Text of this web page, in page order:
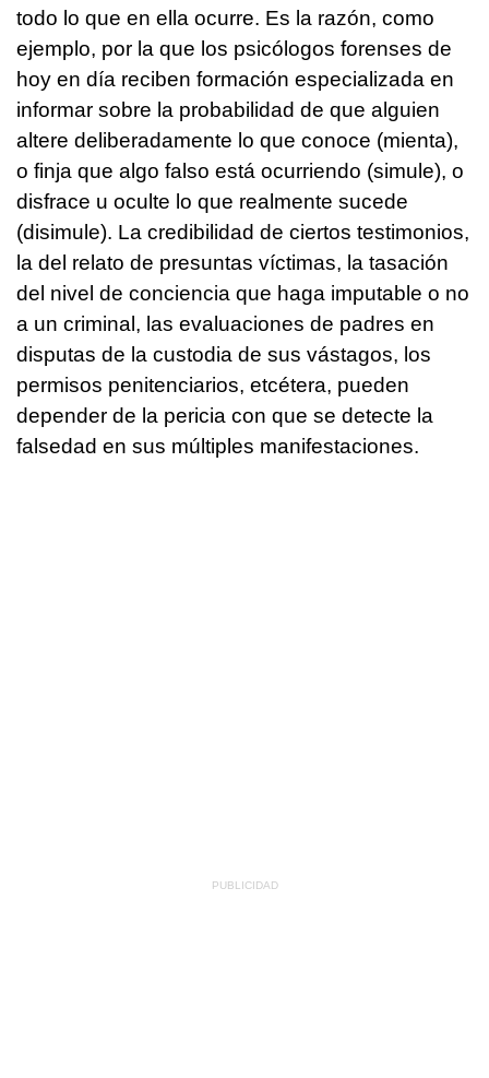
todo lo que en ella ocurre. Es la razón, como
ejemplo, por la que los psicólogos forenses de
hoy en día reciben formación especializada en
informar sobre la probabilidad de que alguien
altere deliberadamente lo que conoce (mienta),
o finja que algo falso está ocurriendo (simule), o
disfrace u oculte lo que realmente sucede
(disimule). La credibilidad de ciertos testimonios,
la del relato de presuntas víctimas, la tasación
del nivel de conciencia que haga imputable o no
a un criminal, las evaluaciones de padres en
disputas de la custodia de sus vástagos, los
permisos penitenciarios, etcétera, pueden
depender de la pericia con que se detecte la
falsedad en sus múltiples manifestaciones.